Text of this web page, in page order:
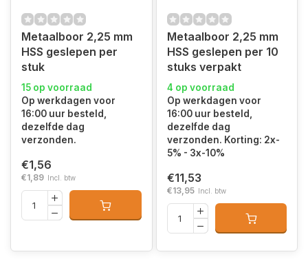
Metaalboor 2,25 mm
HSS geslepen per
stuk
15 op voorraad
Op werkdagen voor
16:00 uur besteld,
dezelfde dag
verzonden.
€1,56
€1,89 Incl. btw
Metaalboor 2,25 mm
HSS geslepen per 10
stuks verpakt
4 op voorraad
Op werkdagen voor
16:00 uur besteld,
dezelfde dag
verzonden. Korting: 2x-
5% - 3x-10%
€11,53
€13,95 Incl. btw